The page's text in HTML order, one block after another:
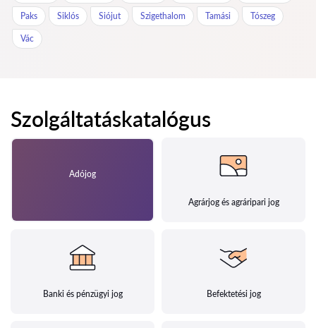
Paks Siklós Siójut Szigethalom Tamási Tószeg
Vác
Szolgáltatáskatalógus
Adójog
Agrárjog és agráripari jog
Banki és pénzügyi jog Befektetési jog